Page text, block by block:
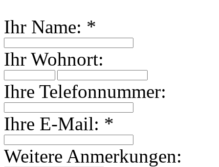
Ihr Name: *
Ihr Wohnort:
Ihre Telefonnummer:
Ihre E-Mail: *
Weitere Anmerkungen: